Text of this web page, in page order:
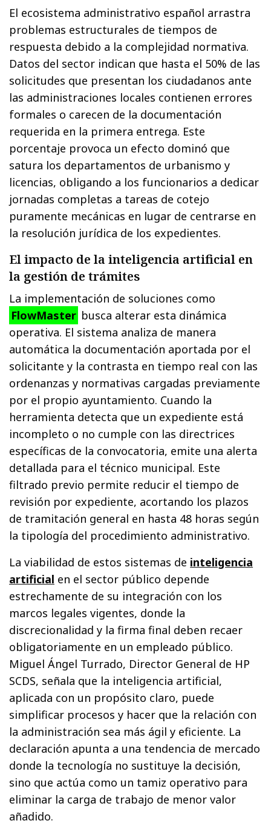
El ecosistema administrativo español arrastra
problemas estructurales de tiempos de
respuesta debido a la complejidad normativa.
Datos del sector indican que hasta el 50% de las
solicitudes que presentan los ciudadanos ante
las administraciones locales contienen errores
formales o carecen de la documentación
requerida en la primera entrega. Este
porcentaje provoca un efecto dominó que
satura los departamentos de urbanismo y
licencias, obligando a los funcionarios a dedicar
jornadas completas a tareas de cotejo
puramente mecánicas en lugar de centrarse en
la resolución jurídica de los expedientes.
El impacto de la inteligencia artificial en
la gestión de trámites
La implementación de soluciones como
FlowMaster busca alterar esta dinámica
operativa. El sistema analiza de manera
automática la documentación aportada por el
solicitante y la contrasta en tiempo real con las
ordenanzas y normativas cargadas previamente
por el propio ayuntamiento. Cuando la
herramienta detecta que un expediente está
incompleto o no cumple con las directrices
específicas de la convocatoria, emite una alerta
detallada para el técnico municipal. Este
filtrado previo permite reducir el tiempo de
revisión por expediente, acortando los plazos
de tramitación general en hasta 48 horas según
la tipología del procedimiento administrativo.
La viabilidad de estos sistemas de inteligencia
artificial en el sector público depende
estrechamente de su integración con los
marcos legales vigentes, donde la
discrecionalidad y la firma final deben recaer
obligatoriamente en un empleado público.
Miguel Ángel Turrado, Director General de HP
SCDS, señala que la inteligencia artificial,
aplicada con un propósito claro, puede
simplificar procesos y hacer que la relación con
la administración sea más ágil y eficiente. La
declaración apunta a una tendencia de mercado
donde la tecnología no sustituye la decisión,
sino que actúa como un tamiz operativo para
eliminar la carga de trabajo de menor valor
añadido.